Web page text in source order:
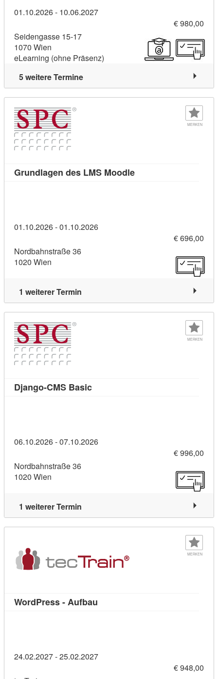
01.10.2026 - 10.06.2027
€ 980,00
Seidengasse 15-17
1070 Wien
eLearning (ohne Präsenz)
5 weitere Termine
MERKEN
Grundlagen des LMS MoodleKursdetail:
01.10.2026 - 01.10.2026
€ 696,00
Nordbahnstraße 36
1020 Wien
1 weiterer Termin
MERKEN
Django-CMS BasicKursdetail: Django-CMS Basic
06.10.2026 - 07.10.2026
€ 996,00
Nordbahnstraße 36
1020 Wien
1 weiterer Termin
MERKEN
WordPress - Aufbau
24.02.2027 - 25.02.2027
€ 948,00